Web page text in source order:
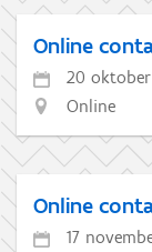
Online
20
Online
Online
17